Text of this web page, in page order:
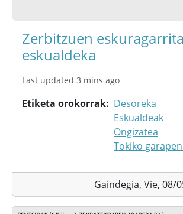
Zerbitzuen
eskualdeka
Last updated 3 mins ago
Etiketa orokorrak
Desoreka
Eskualdeak
Ongizatea
Tokiko
Gaindegia, Vie, 08/